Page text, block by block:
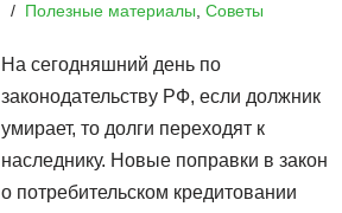
Полезные материалы Советы
На сегодняшний день по
законодательству РФ, если должник
умирает, то долги переходят к
наследнику. Новые поправки в закон
о потребительском кредитовании